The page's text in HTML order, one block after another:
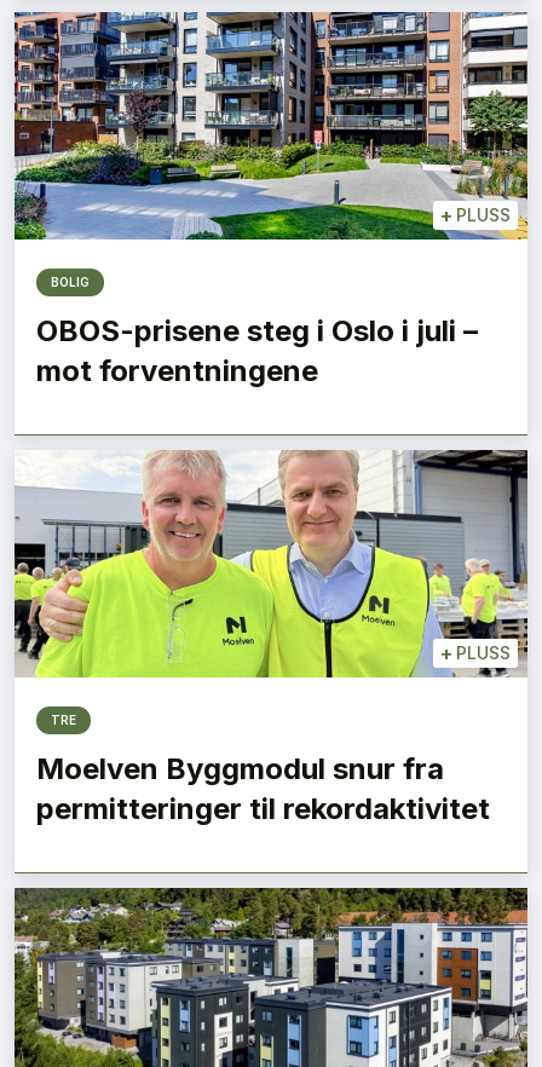
+ PLUSS
BOLIG
OBOS-prisene steg i Oslo i juli –
mot forventningene
+ PLUSS
TRE
Moelven Byggmodul snur fra
permitteringer til rekordaktivitet